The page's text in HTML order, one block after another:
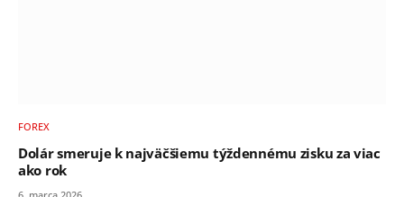
FOREX
Dolár smeruje k najväčšiemu týždennému zisku za viac
ako rok